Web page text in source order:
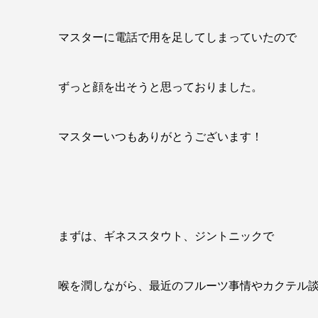
マスターに電話で用を足してしまっていたので
ずっと顔を出そうと思っておりました。
マスターいつもありがとうございます！
まずは、ギネススタウト、ジントニックで
喉を潤しながら、最近のフルーツ事情やカクテル